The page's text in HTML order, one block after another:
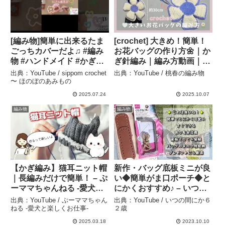
[編み物]簡単に出来るたま
ごっちカバーだよ♫ #編み
物 #ハンドメイド #かぎ針
編み #crochet #かわいい #
初心者 – sippom crochet
〜 ほのぼのあみもの
出典：YouTube / sippom crochet
〜 ほのぼのあみもの
2025.07.24
[crochet] 大きめ！簡単！
お花バッグの作り方🌼｜か
ぎ針編み｜編み方動画｜初
心者🔰 – 桃春の編み物
出典：YouTube / 桃春の編み物
2025.10.07
編み物
【かぎ編み】猫耳ニット帽
｜長編みだけで簡単！ – ぷ
ーママちゃんねる -愛犬と
楽しくお仕事-
出典：YouTube / ぷーママちゃん
ねる -愛犬と楽しくお仕事-
2025.03.18
編み物
新作・バッグ底板ミニが良
い◆簡単がま口ポーチ◆と
にかくおすすめ♪ – いつの
間にか６２歳
出典：YouTube / いつの間にか６
２歳
2023.10.10